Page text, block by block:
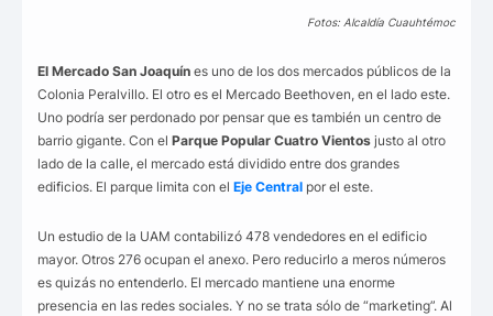
Fotos: Alcaldía Cuauhtémoc
El Mercado San Joaquín es uno de los dos mercados públicos de la
Colonia Peralvillo. El otro es el Mercado Beethoven, en el lado este.
Uno podría ser perdonado por pensar que es también un centro de
barrio gigante. Con el Parque Popular Cuatro Vientos justo al otro
lado de la calle, el mercado está dividido entre dos grandes
edificios. El parque limita con el Eje Central por el este.
Un estudio de la UAM contabilizó 478 vendedores en el edificio
mayor. Otros 276 ocupan el anexo. Pero reducirlo a meros números
es quizás no entenderlo. El mercado mantiene una enorme
presencia en las redes sociales. Y no se trata sólo de “marketing”. Al